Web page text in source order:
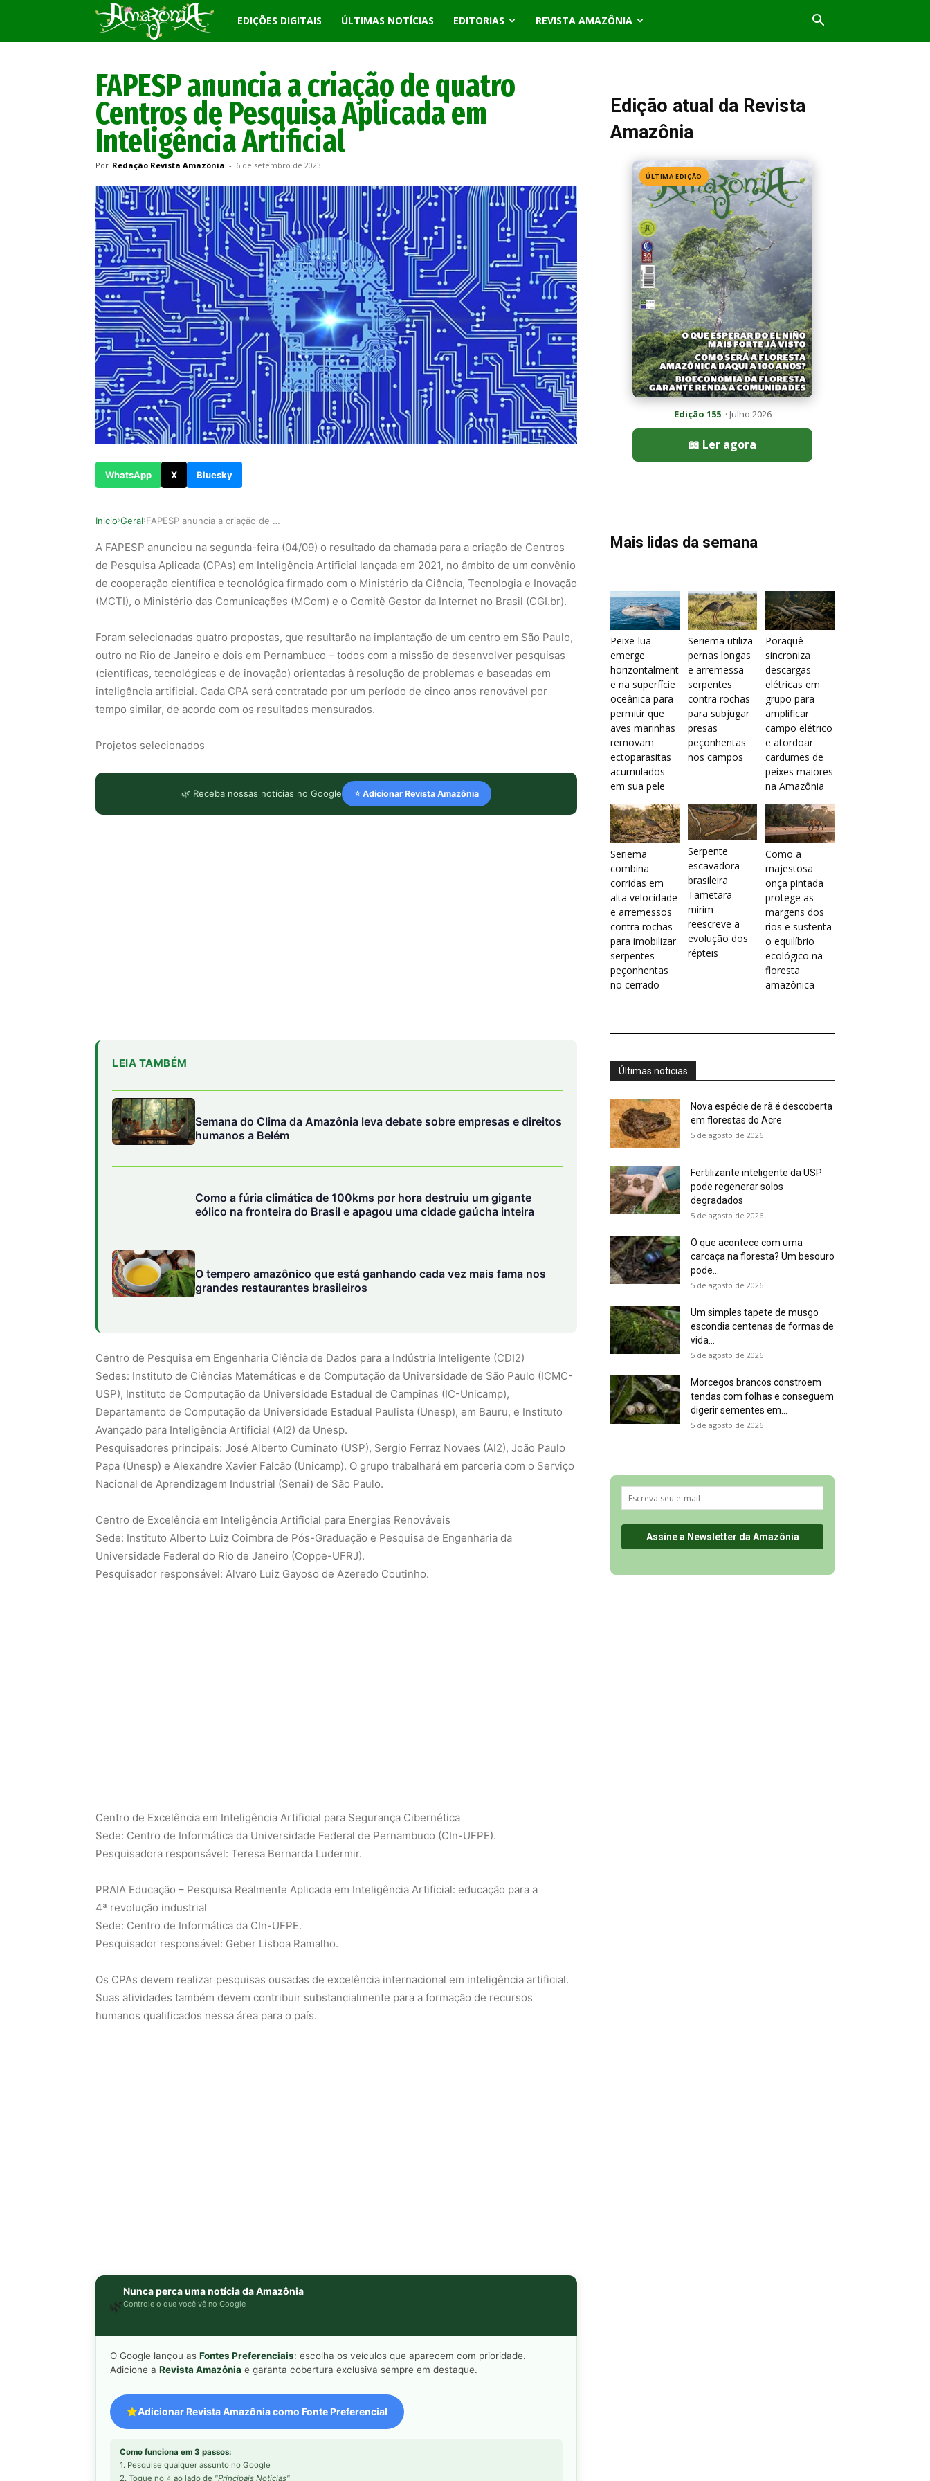
Revista
EDIÇÕES DIGITAIS ÚLTIMAS NOTÍCIAS EDITORIAS REVISTA AMAZÔNIA
FAPESP anuncia a criação de quatro
Centros de Pesquisa Aplicada em
Inteligência Artificial
Por Redação Revista Amazônia - 6 de setembro de 2023
WhatsApp X Bluesky
Inicio›Geral› FAPESP anuncia a criação de quatro Centros de P…
A FAPESP anunciou na segunda-feira (04/09) o resultado da chamada para a criação de Centros
de Pesquisa Aplicada (CPAs) em Inteligência Artificial lançada em 2021, no âmbito de um convênio
de cooperação científica e tecnológica firmado com o Ministério da Ciência, Tecnologia e Inovação
(MCTI), o Ministério das Comunicações (MCom) e o Comitê Gestor da Internet no Brasil (CGI.br).
Foram selecionadas quatro propostas, que resultarão na implantação de um centro em São Paulo,
outro no Rio de Janeiro e dois em Pernambuco – todos com a missão de desenvolver pesquisas
(científicas, tecnológicas e de inovação) orientadas à resolução de problemas e baseadas em
inteligência artificial. Cada CPA será contratado por um período de cinco anos renovável por
tempo similar, de acordo com os resultados mensurados.
Projetos selecionados
🌿 Receba nossas notícias no Google ⭐ Adicionar Revista Amazônia
LEIA TAMBÉM
Semana do Clima da Amazônia leva debate sobre empresas e direitos
humanos a Belém
Como a fúria climática de 100kms por hora destruiu um gigante
eólico na fronteira do Brasil e apagou uma cidade gaúcha inteira
O tempero amazônico que está ganhando cada vez mais fama nos
grandes restaurantes brasileiros
Centro de Pesquisa em Engenharia Ciência de Dados para a Indústria Inteligente (CDI2)
Sedes: Instituto de Ciências Matemáticas e de Computação da Universidade de São Paulo (ICMC-
USP), Instituto de Computação da Universidade Estadual de Campinas (IC-Unicamp),
Departamento de Computação da Universidade Estadual Paulista (Unesp), em Bauru, e Instituto
Avançado para Inteligência Artificial (AI2) da Unesp.
Pesquisadores principais: José Alberto Cuminato (USP), Sergio Ferraz Novaes (AI2), João Paulo
Papa (Unesp) e Alexandre Xavier Falcão (Unicamp). O grupo trabalhará em parceria com o Serviço
Nacional de Aprendizagem Industrial (Senai) de São Paulo.
Centro de Excelência em Inteligência Artificial para Energias Renováveis
Sede: Instituto Alberto Luiz Coimbra de Pós-Graduação e Pesquisa de Engenharia da
Universidade Federal do Rio de Janeiro (Coppe-UFRJ).
Pesquisador responsável: Alvaro Luiz Gayoso de Azeredo Coutinho.
Centro de Excelência em Inteligência Artificial para Segurança Cibernética
Sede: Centro de Informática da Universidade Federal de Pernambuco (CIn-UFPE).
Pesquisadora responsável: Teresa Bernarda Ludermir.
PRAIA Educação – Pesquisa Realmente Aplicada em Inteligência Artificial: educação para a
4ª revolução industrial
Sede: Centro de Informática da CIn-UFPE.
Pesquisador responsável: Geber Lisboa Ramalho.
Os CPAs devem realizar pesquisas ousadas de excelência internacional em inteligência artificial.
Suas atividades também devem contribuir substancialmente para a formação de recursos
humanos qualificados nessa área para o país.
🌿
Nunca perca uma notícia da Amazônia
Controle o que você vê no Google
O Google lançou as Fontes Preferenciais: escolha os veículos que aparecem com prioridade.
Adicione a Revista Amazônia e garanta cobertura exclusiva sempre em destaque.
Adicionar Revista Amazônia como Fonte Preferencial
Como funciona em 3 passos:
1. Pesquise qualquer assunto no Google
2. Toque no ⭐ ao lado de "Principais Notícias"
Edição atual da Revista
Amazônia
ÚLTIMA EDIÇÃO
Edição 155· Julho 2026
📖 Ler agora
Mais lidas da semana
Peixe-lua
emerge
horizontalment
e na superfície
oceânica para
permitir que
aves marinhas
removam
ectoparasitas
acumulados
em sua pele
Seriema utiliza
pernas longas
e arremessa
serpentes
contra rochas
para subjugar
presas
peçonhentas
nos campos
Poraquê
sincroniza
descargas
elétricas em
grupo para
amplificar
campo elétrico
e atordoar
cardumes de
peixes maiores
na Amazônia
Seriema
combina
corridas em
alta velocidade
e arremessos
contra rochas
para imobilizar
serpentes
peçonhentas
no cerrado
Serpente
escavadora
brasileira
Tametara
mirim
reescreve a
evolução dos
répteis
Como a
majestosa
onça pintada
protege as
margens dos
rios e sustenta
o equilíbrio
ecológico na
floresta
amazônica
Últimas noticias
Nova espécie de rã é descoberta
em florestas do Acre
5 de agosto de 2026
Fertilizante inteligente da USP
pode regenerar solos
degradados
5 de agosto de 2026
O que acontece com uma
carcaça na floresta? Um besouro
pode...
5 de agosto de 2026
Um simples tapete de musgo
escondia centenas de formas de
vida...
5 de agosto de 2026
Morcegos brancos constroem
tendas com folhas e conseguem
digerir sementes em...
5 de agosto de 2026